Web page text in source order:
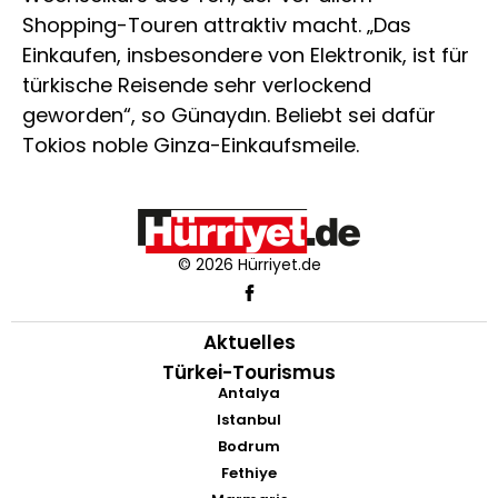
Shopping-Touren attraktiv macht. „Das
Einkaufen, insbesondere von Elektronik, ist für
türkische Reisende sehr verlockend
geworden“, so Günaydın. Beliebt sei dafür
Tokios noble Ginza-Einkaufsmeile.
© 2026 Hürriyet.de
Aktuelles
Türkei-Tourismus
Antalya
Istanbul
Bodrum
Fethiye